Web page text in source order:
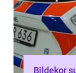
Bildekor sundsvall